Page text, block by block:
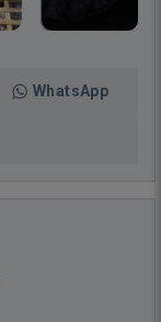
WhatsApp